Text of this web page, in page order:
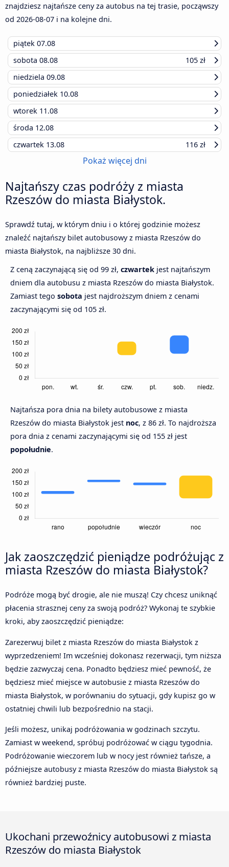
znajdziesz najtańsze ceny za autobus na tej trasie, począwszy
od 2026-08-07 i na kolejne dni.
piątek 07.08
sobota 08.08
105 zł
niedziela 09.08
poniedziałek 10.08
wtorek 11.08
środa 12.08
czwartek 13.08 116 zł
Pokaż więcej dni
Najtańszy czas podróży z miasta
Rzeszów do miasta Białystok.
Sprawdź tutaj, w którym dniu i o której godzinie możesz
znaleźć najtańszy bilet autobusowy z miasta Rzeszów do
miasta Białystok, na najbliższe 30 dni.
Z ceną zaczynającą się od 99 zł, czwartek jest najtańszym
dniem dla autobusu z miasta Rzeszów do miasta Białystok.
Zamiast tego sobota jest najdroższym dniem z cenami
zaczynającymi się od 105 zł.
Najtańsza pora dnia na bilety autobusowe z miasta
Rzeszów do miasta Białystok jest noc, z 86 zł. To najdroższa
pora dnia z cenami zaczynającymi się od 155 zł jest
popołudnie.
Jak zaoszczędzić pieniądze podróżując z
miasta Rzeszów do miasta Białystok?
Podróże mogą być drogie, ale nie muszą! Czy chcesz uniknąć
płacenia strasznej ceny za swoją podróż? Wykonaj te szybkie
kroki, aby zaoszczędzić pieniądze:
Zarezerwuj bilet z miasta Rzeszów do miasta Białystok z
wyprzedzeniem! Im wcześniej dokonasz rezerwacji, tym niższa
będzie zazwyczaj cena. Ponadto będziesz mieć pewność, że
będziesz mieć miejsce w autobusie z miasta Rzeszów do
miasta Białystok, w porównaniu do sytuacji, gdy kupisz go w
ostatniej chwili lub bezpośrednio na stacji.
Jeśli możesz, unikaj podróżowania w godzinach szczytu.
Zamiast w weekend, spróbuj podróżować w ciągu tygodnia.
Podróżowanie wieczorem lub w nocy jest również tańsze, a
późniejsze autobusy z miasta Rzeszów do miasta Białystok są
również bardziej puste.
Ukochani przewoźnicy autobusowi z miasta
Rzeszów do miasta Białystok